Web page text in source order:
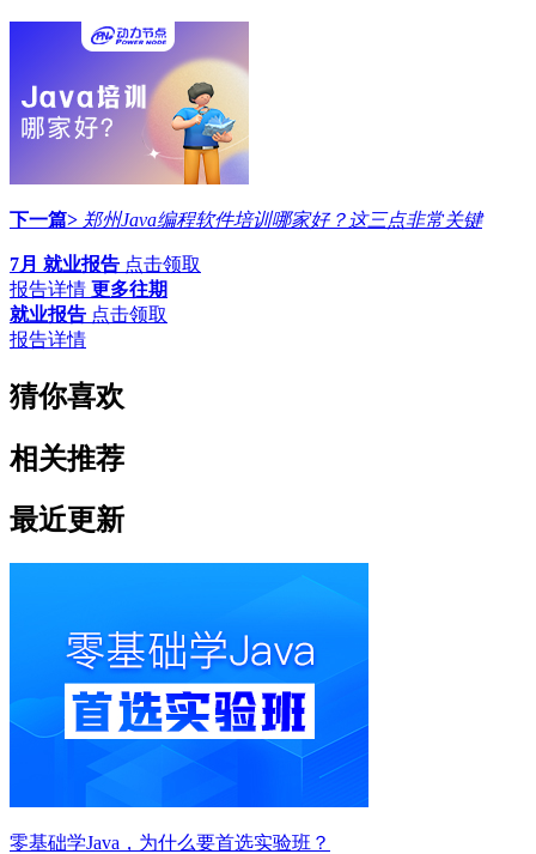
下一篇> 郑州Java编程软件培训哪家好？这三点非常关键
7月 就业报告 点击领取
报告详情 更多往期
就业报告 点击领取
报告详情
猜你喜欢
相关推荐
最近更新
零基础学Java，为什么要首选实验班？